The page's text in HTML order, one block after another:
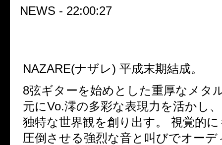
NEWS - 22:00:27
NAZARE(ナザレ) 平成末期結成。
8弦ギターを始めとした重厚なメタ
元にVo.澪の多彩な表現力を活かし
独特な世界観を創り出す。 視覚的
圧倒させる強烈な音と叫びでオー